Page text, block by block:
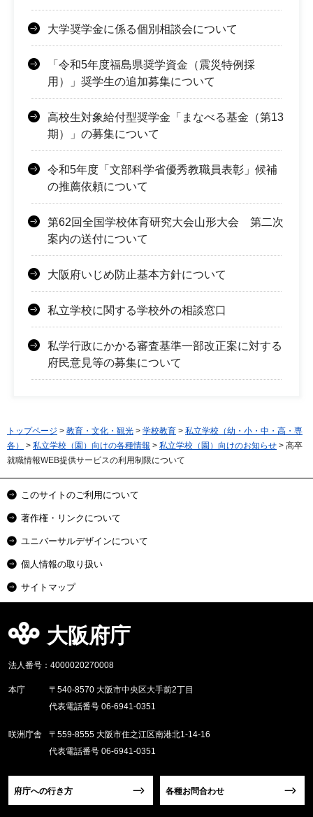
大学奨学金に係る個別相談会について
「令和5年度福島県奨学資金（震災特例採
用）」奨学生の追加募集について
高校生対象給付型奨学金「まなべる基金（第13
期）」の募集について
令和5年度「文部科学省優秀教職員表彰」候補
の推薦依頼について
第62回全国学校体育研究大会山形大会 第二次
案内の送付について
大阪府いじめ防止基本方針について
私立学校に関する学校外の相談窓口
私学行政にかかる審査基準一部改正案に対する
府民意見等の募集について
トップページ > 教育・文化・観光 > 学校教育 > 私立学校（幼・小・中・高・専
各）
> 私立学校（園）向けの各種情報 > 私立学校（園）向けのお知らせ > 高卒
就職情報WEB提供サービスの利用制限について
このサイトのご利用について
著作権・リンクについて
ユニバーサルデザインについて
個人情報の取り扱い
サイトマップ
大阪府庁
法人番号：4000020270008
本庁
〒540-8570 大阪市中央区大手前2丁目
代表電話番号 06-6941-0351
咲洲庁舎
〒559-8555 大阪市住之江区南港北1-14-16
代表電話番号 06-6941-0351
府庁への行き方 各種お問合わせ